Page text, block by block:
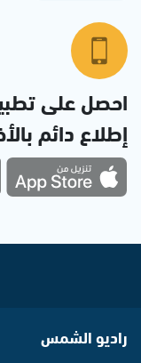
احصل على
إطلاع دائم
راديو الشمس